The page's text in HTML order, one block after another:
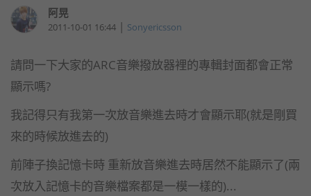
阿晃
2011-10-01 16:44 | Sonyericsson
請問一下大家的ARC音樂撥放器裡的專輯封面都會正常
顯示嗎?
我記得只有我第一次放音樂進去時才會顯示耶(就是剛買
來的時候放進去的)
前陣子換記憶卡時 重新放音樂進去時居然不能顯示了(兩
次放入記憶卡的音樂檔案都是一模一樣的)...